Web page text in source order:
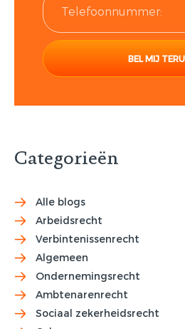
Categorieën
Alle blogs
Arbeidsrecht
Verbintenissenrecht
Algemeen
Ondernemingsrecht
Ambtenarenrecht
Sociaal zekerheidsrecht